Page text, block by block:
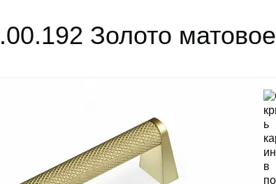
Золото матовое